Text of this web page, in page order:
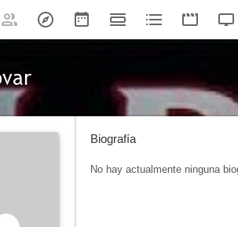
Biografía
No hay actualmente ninguna